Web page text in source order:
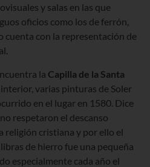
y salas en las que
oficios como los de ferrón,
cuenta con la representación de
la Capilla de la Santa
interior, varias pinturas de Soler
en el lugar en 1580. Dice
respetaron el descanso
religión cristiana y por ello el
de hierro fue una pequeña
especialmente cada año el